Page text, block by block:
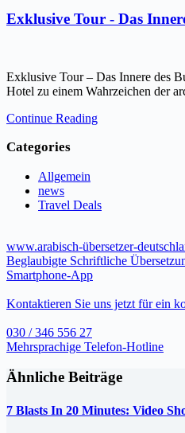
Exklusive Tour - Das
Exklusive Tour – Das Innere des
Hotel zu einem Wahrzeichen der
Continue Reading
Categories
Allgemein
news
Travel Deals
www.arabisch-übersetzer-
Beglaubigte Schriftliche
Smartphone-App
Kontaktieren Sie uns jetzt für ein
030 / 346 556 27
Mehrsprachige Telefon-Hotline
Ähnliche Beiträge
7 Blasts In 20 Minutes: Video